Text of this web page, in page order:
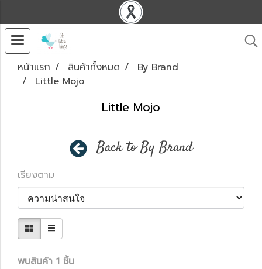
หน้าแรก สินค้าทั้งหมด
By Brand
Little Mojo
Little Mojo
Back to By Brand
เรียงตาม
พบสินค้า 1 ชิ้น